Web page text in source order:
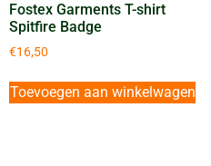
Fostex Garments T-shirt
Spitfire Badge
€16,50
Toevoegen aan winkelwagen